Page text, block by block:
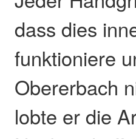
dass dies
funktioniere
Obererbach
lobte er die